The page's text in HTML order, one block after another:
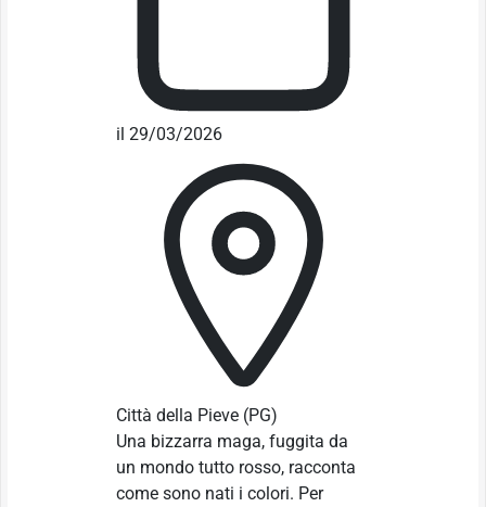
il 29/03/2026
Città della Pieve (PG)
Una bizzarra maga, fuggita da
un mondo tutto rosso, racconta
come sono nati i colori. Per